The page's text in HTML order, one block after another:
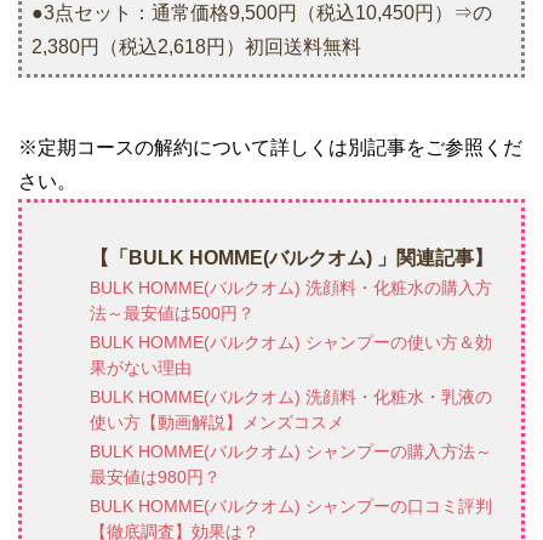
●3点セット：通常価格9,500円（税込10,450円）⇒の
2,380円（税込2,618円）初回送料無料
※定期コースの解約について詳しくは別記事をご参照くだ
さい。
【「BULK HOMME(バルクオム) 」関連記事】
BULK HOMME(バルクオム) 洗顔料・化粧水の購入方
法～最安値は500円？
BULK HOMME(バルクオム) シャンプーの使い方＆効
果がない理由
BULK HOMME(バルクオム) 洗顔料・化粧水・乳液の
使い方【動画解説】メンズコスメ
BULK HOMME(バルクオム) シャンプーの購入方法～
最安値は980円？
BULK HOMME(バルクオム) シャンプーの口コミ評判
【徹底調査】効果は？